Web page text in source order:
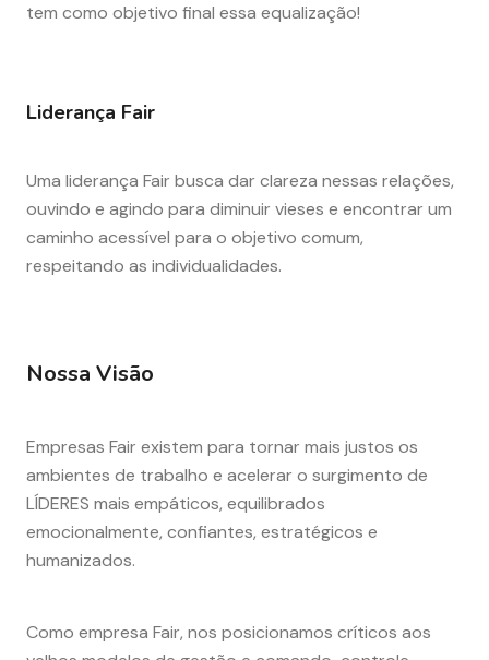
tem como objetivo final essa equalização!
Liderança Fair
Uma liderança Fair busca dar clareza nessas relações,
ouvindo e agindo para diminuir vieses e encontrar um
caminho acessível para o objetivo comum,
respeitando as individualidades.
Nossa Visão
Empresas Fair existem para tornar mais justos os
ambientes de trabalho e acelerar o surgimento de
LÍDERES mais empáticos, equilibrados
emocionalmente, confiantes, estratégicos e
humanizados.
Como empresa Fair, nos posicionamos críticos aos